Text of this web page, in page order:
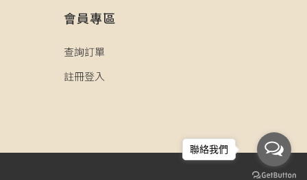
會員專區
查詢訂單
註冊登入
聯絡我們